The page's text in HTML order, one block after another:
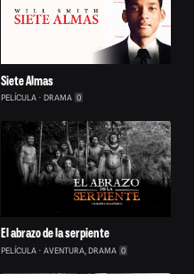
Siete Almas
PELÍCULA DRAMA 0
El abrazo de la serpiente
PELÍCULA AVENTURA, DRAMA 0